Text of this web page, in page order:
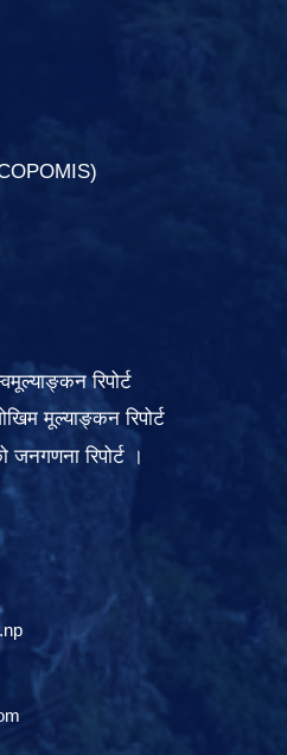
रिपोर्ट
मूल्याङ्कन रिपोर्ट
जनगणना रिपोर्ट ।